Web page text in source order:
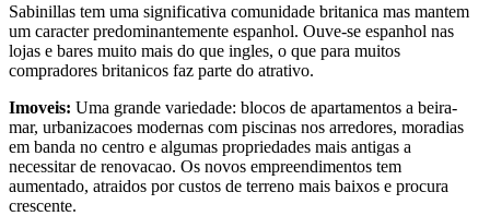
Sabinillas tem uma significativa comunidade britanica mas mantem
um caracter predominantemente espanhol. Ouve-se espanhol nas
lojas e bares muito mais do que ingles, o que para muitos
compradores britanicos faz parte do atrativo.
Imoveis: Uma grande variedade: blocos de apartamentos a beira-
mar, urbanizacoes modernas com piscinas nos arredores, moradias
em banda no centro e algumas propriedades mais antigas a
necessitar de renovacao. Os novos empreendimentos tem
aumentado, atraidos por custos de terreno mais baixos e procura
crescente.